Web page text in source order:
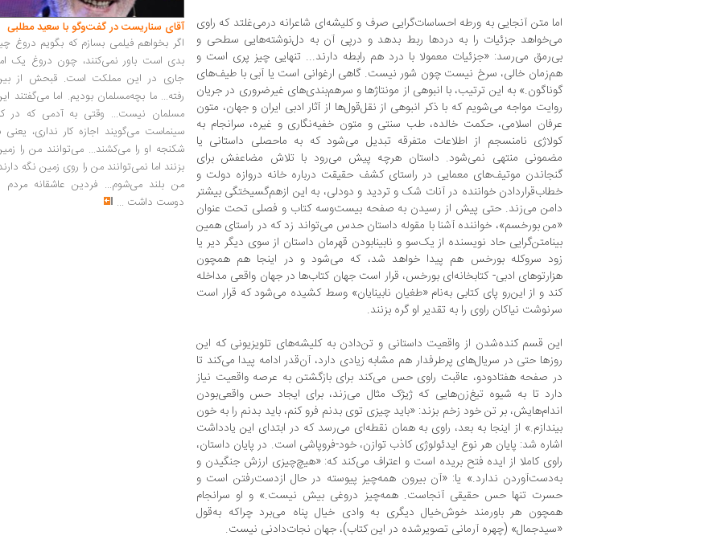
اما متن آنجایی به ورطه احساسات‌گرایی صرف و کلیشه‌ای شاعرانه درمی‌غلتد که راوی
می‌خواهد جزئیات را به دردها ربط بدهد و درپی آن به دل‌نوشته‌هایی سطحی و
بی‌رمق می‌رسد: «جزئیات معمولا با درد هم رابطه دارند... تنهایی چیز پری است و
هم‌زمان خالی، سرخ نیست چون شور نیست. گاهی ارغوانی است یا آبی با طیف‌های
گوناگون.» به این ترتیب، با انبوهی از مونتاژها و سرهم‌بندی‌های غیرضروری در جریان
روایت مواجه می‌شویم که با ذکر انبوهی از نقل‌قول‌ها از آثار ادبی ایران و جهان، متون
عرفان اسلامی، حکمت خالده، طب سنتی و متون خفیه‌نگاری و غیره، سرانجام به
کولاژی نامنسجم از اطلاعات متفرقه تبدیل می‌شود که به ماحصلی داستانی یا
مضمونی منتهی نمی‌شود. داستان هرچه پیش می‌رود با تلاش مضاعفش برای
گنجاندن موتیف‌های معمایی در راستای کشف حقیقت درباره خانه دروازه دولت و
خطاب‌قرار‌دادن خواننده در آنات شک و تردید و دودلی، به این ازهم‌گسیختگی بیشتر
دامن می‌زند. حتی پیش از رسیدن به صفحه بیست‌وسه کتاب و فصلی تحت‌ عنوان
«من بورخسم»، خواننده آشنا با مقوله داستان حدس می‌تواند زد که در راستای همین
بینامتن‌گرایی حاد نویسنده از یک‌سو و نابینابودن قهرمان داستان از سوی دیگر دیر یا
زود سروکله بورخس هم پیدا خواهد شد، که می‌شود و در اینجا هم همچون
هزارتوهای ادبی- کتابخانه‌ای بورخس، قرار است جهان کتاب‌ها در جهان واقعی مداخله
کند و از این‌رو پای کتابی به‌نام «طغیان نابینایان» وسط کشیده می‌شود که قرار است
سرنوشت نیاکان راوی را به تقدیر او گره بزنند.
این قسم کنده‌شدن از واقعیت داستانی و تن‌دادن به کلیشه‌های تلویزیونی که این
روزها حتی در سریال‌های پرطرفدار هم مشابه زیادی دارد، آن‌قدر ادامه پیدا می‌کند تا
در صفحه هفتادودو، عاقبت راوی حس می‌کند برای بازگشتن به عرصه واقعیت نیاز
دارد تا به شیوه تیغ‌زن‌هایی که ژیژک مثال می‌زند، برای ایجاد حس واقعی‌بودن
اندام‌هایش، بر تن خود زخم بزند: «باید چیزی توی بدنم فرو کنم، باید بدنم را به خون
بیندازم.» از اینجا به بعد، راوی به همان نقطه‌ای می‌رسد که در ابتدای این یادداشت
اشاره شد: پایان هر نوع ایدئولوژی کاذب توازن، خود-فروپاشی است. در پایان داستان،
راوی کاملا از ایده فتح بریده است و اعتراف می‌کند که: «هیچ‌چیزی ارزش جنگیدن و
به‌دست‌آوردن ندارد.» یا: «آن بیرون همه‌چیز پیوسته در حال ازدست‌رفتن است و
حسرت تنها حس حقیقی آنجاست. همه‌چیز دروغی بیش نیست.» و او سرانجام
همچون هر باورمند خوش‌خیال دیگری به وادی خیال پناه می‌برد چراکه به‌قول
«سیدجمال» (چهره آرمانی تصویرشده در این کتاب)، جهان نجات‌دادنی نیست.
آقای سناریست در گفت‌وگو با سعید مطلبی
اگر بخواهم فیلمی بسازم که بگویم دروغ
بدی است باور نمی‌کنند، چون دروغ یک
جاری در این مملکت است. قبحش از
رفته... ما بچه‌مسلمان بودیم. اما می‌گفتند
مسلمان نیست... وقتی به آدمی که در
سینماست می‌گویند اجازه کار نداری، یعنی
شکنجه او را می‌کشند... می‌توانند من را
بزنند اما نمی‌توانند من را روی زمین نگه
من بلند می‌شوم... فردین عاشقانه مردم
دوست داشت ...